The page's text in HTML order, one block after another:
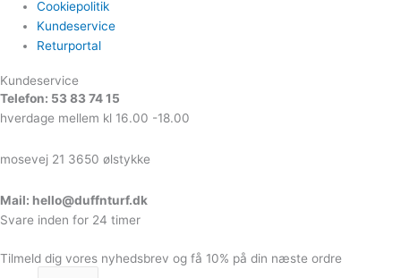
Cookiepolitik
Kundeservice
Returportal
Kundeservice
Telefon: 53 83 74 15
hverdage mellem kl 16.00 -18.00
mosevej 21 3650 ølstykke
Mail: hello@duffnturf.dk
Svare inden for 24 timer
Tilmeld dig vores nyhedsbrev og få 10% på din næste ordre